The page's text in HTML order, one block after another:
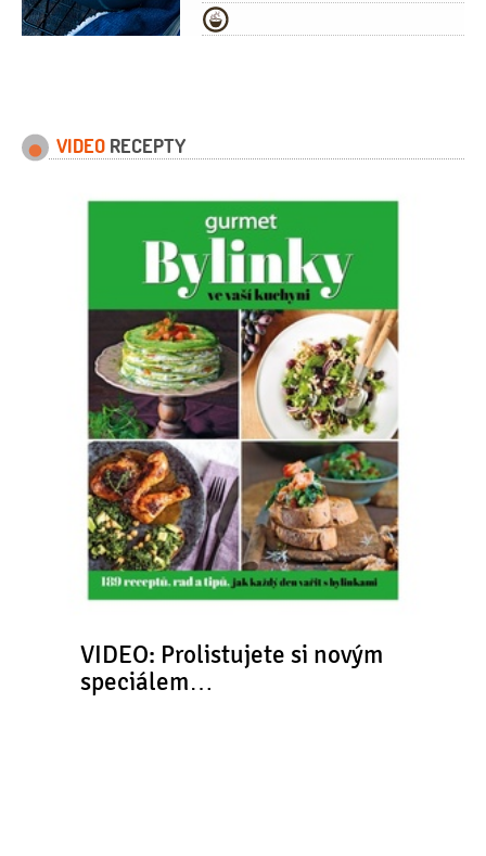
hokkaido
1/2kusu smetana zakysaná1 kus
Kategorie
VIDEO RECEPTY
VIDEO: Prolistujete si novým
speciálem…